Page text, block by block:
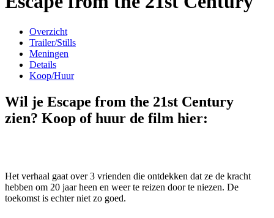
Overzicht
Trailer/Stills
Meningen
Details
Koop/Huur
Wil je Escape from the 21st Century
zien? Koop of huur de film hier:
Het verhaal gaat over 3 vrienden die ontdekken dat ze de kracht
hebben om 20 jaar heen en weer te reizen door te niezen. De
toekomst is echter niet zo goed.